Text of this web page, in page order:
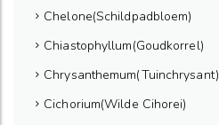
Chelone(Schildpadbloem)
Chiastophyllum(Goudkorrel)
Chrysanthemum(Tuinchrysant)
Cichorium(Wilde Cihorei)